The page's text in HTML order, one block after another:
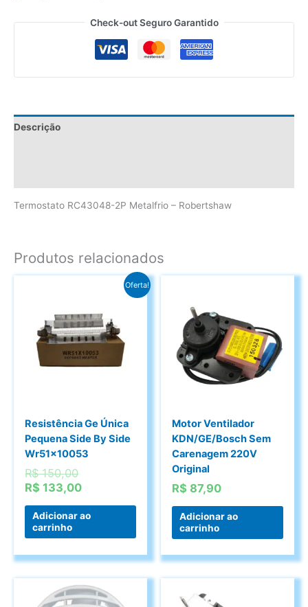
Check-out Seguro Garantido
Descrição
Termostato RC43048-2P Metalfrio – Robertshaw
Produtos relacionados
Oferta!
Resistência Ge Única
Pequena Side By Side
Wr51x10053
R$150,00O
preço
era:
R$ 133,00O
atual
Adicionar ao
carrinho
Motor Ventilador
KDN/GE/Bosch Sem
Carenagem 220V
Original
R$ 87,90
Adicionar ao
carrinho